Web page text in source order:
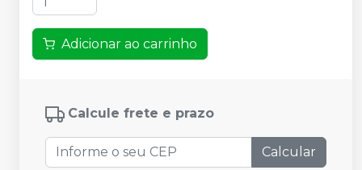
Adicionar ao carrinho
Calcule frete e prazo
Calcular